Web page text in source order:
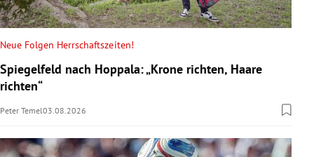
Neue Folgen Herrschaftszeiten!
Spiegelfeld nach Hoppala: „Krone richten, Haare
richten“
Peter Temel03.08.2026